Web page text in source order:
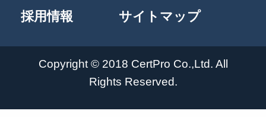
ビ採用情報 サイトマップ
Copyright © 2018 CertPro Co.,Ltd. All
Rights Reserved.